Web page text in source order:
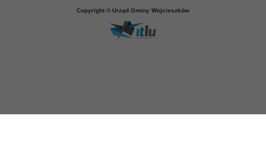
Copyright © Urząd Gminy Wojcieszków